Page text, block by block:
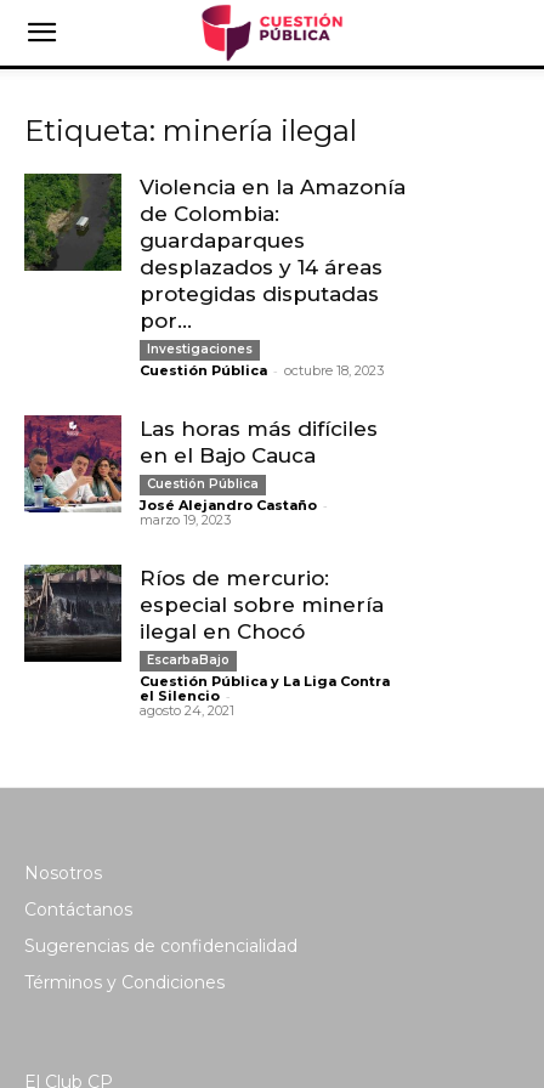
Etiqueta: minería ilegal
Violencia en la Amazonía
de Colombia:
guardaparques
desplazados y 14 áreas
protegidas disputadas
por...
Investigaciones
Cuestión Pública - octubre 18, 2023
Las horas más difíciles
en el Bajo Cauca
Cuestión Pública
José Alejandro Castaño -
marzo 19, 2023
Ríos de mercurio:
especial sobre minería
ilegal en Chocó
EscarbaBajo
Cuestión Pública y La Liga Contra
el Silencio -
agosto 24, 2021
Nosotros
Contáctanos
Sugerencias de confidencialidad
Términos y Condiciones
El Club CP